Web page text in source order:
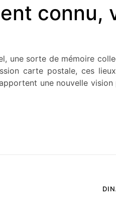
connu,
une sorte de mémoire
carte postale, ces
une nouvelle